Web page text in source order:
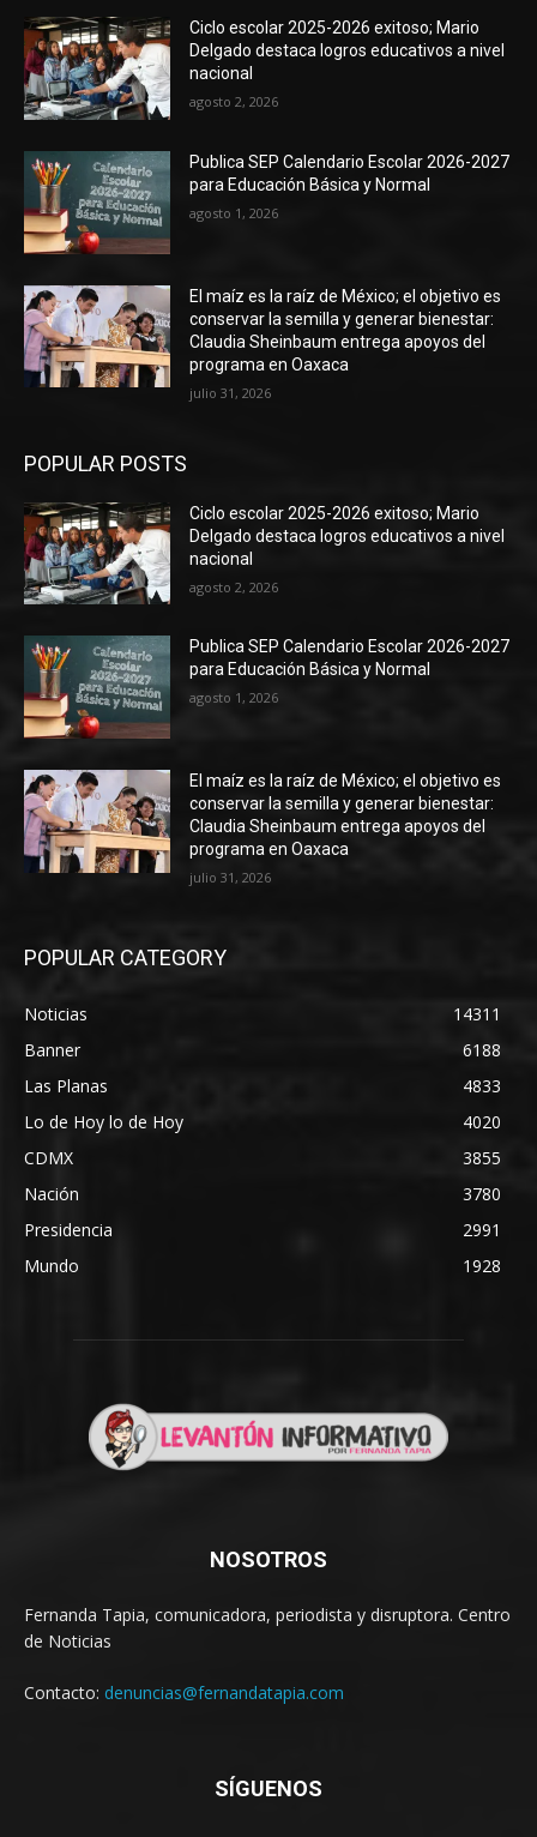
Ciclo escolar 2025-2026 exitoso; Mario
Delgado destaca logros educativos a nivel
nacional
agosto 2, 2026
Publica SEP Calendario Escolar 2026-2027
para Educación Básica y Normal
agosto 1, 2026
El maíz es la raíz de México; el objetivo es
conservar la semilla y generar bienestar:
Claudia Sheinbaum entrega apoyos del
programa en Oaxaca
julio 31, 2026
POPULAR POSTS
Ciclo escolar 2025-2026 exitoso; Mario
Delgado destaca logros educativos a nivel
nacional
agosto 2, 2026
Publica SEP Calendario Escolar 2026-2027
para Educación Básica y Normal
agosto 1, 2026
El maíz es la raíz de México; el objetivo es
conservar la semilla y generar bienestar:
Claudia Sheinbaum entrega apoyos del
programa en Oaxaca
julio 31, 2026
POPULAR CATEGORY
Noticias
14311
Banner
6188
Las Planas
4833
Lo de Hoy lo de Hoy
4020
CDMX
3855
Nación
3780
Presidencia
2991
Mundo
1928
NOSOTROS
Fernanda Tapia, comunicadora, periodista y disruptora. Centro
de Noticias
Contacto: denuncias@fernandatapia.com
SÍGUENOS